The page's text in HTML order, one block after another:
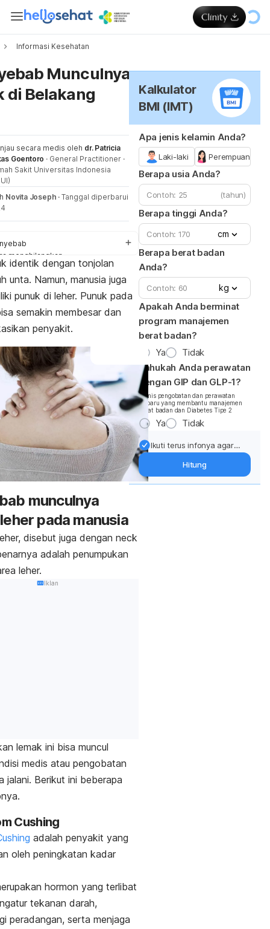
Informasi Kesehatan
Munculnya
di Belakang
secara medis oleh dr. Patricia
Goentoro · General Practitioner ·
Sakit Universitas Indonesia
Novita Joseph · Tanggal diperbarui
menghilangkan
identik dengan tonjolan
unta. Namun, manusia juga
punuk di leher. Punuk pada
semakin membesar dan
penyakit.
munculnya
pada manusia
disebut juga dengan neck
adalah penumpukan
leher.
Iklan
lemak ini bisa muncul
medis atau pengobatan
jalani. Berikut ini beberapa
Cushing
adalah penyakit yang
oleh peningkatan kadar
hormon yang terlibat
tekanan darah,
peradangan, serta menjaga
Kalkulator
BMI (IMT)
Apa jenis kelamin Anda?
Laki-laki Perempuan
Berapa usia Anda?
(tahun)
Berapa tinggi Anda?
cm
Berapa berat badan
Anda?
kg
Apakah Anda berminat
program manajemen
berat badan?
Ya
Tidak
Tahukah Anda perawatan
dengan GIP dan GLP-1?
*Jenis pengobatan dan perawatan
terbaru yang membantu manajemen
berat badan dan Diabetes Tipe 2
Ya Tidak
Ikuti terus infonya agar
Dapatkan update dari
Hitung